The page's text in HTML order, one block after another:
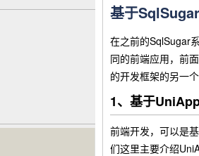
基于
在之前的SqlSugar
同的前端应用，前
的开发框架的另一
1、基于
前端开发，可以是
们这里主要介绍